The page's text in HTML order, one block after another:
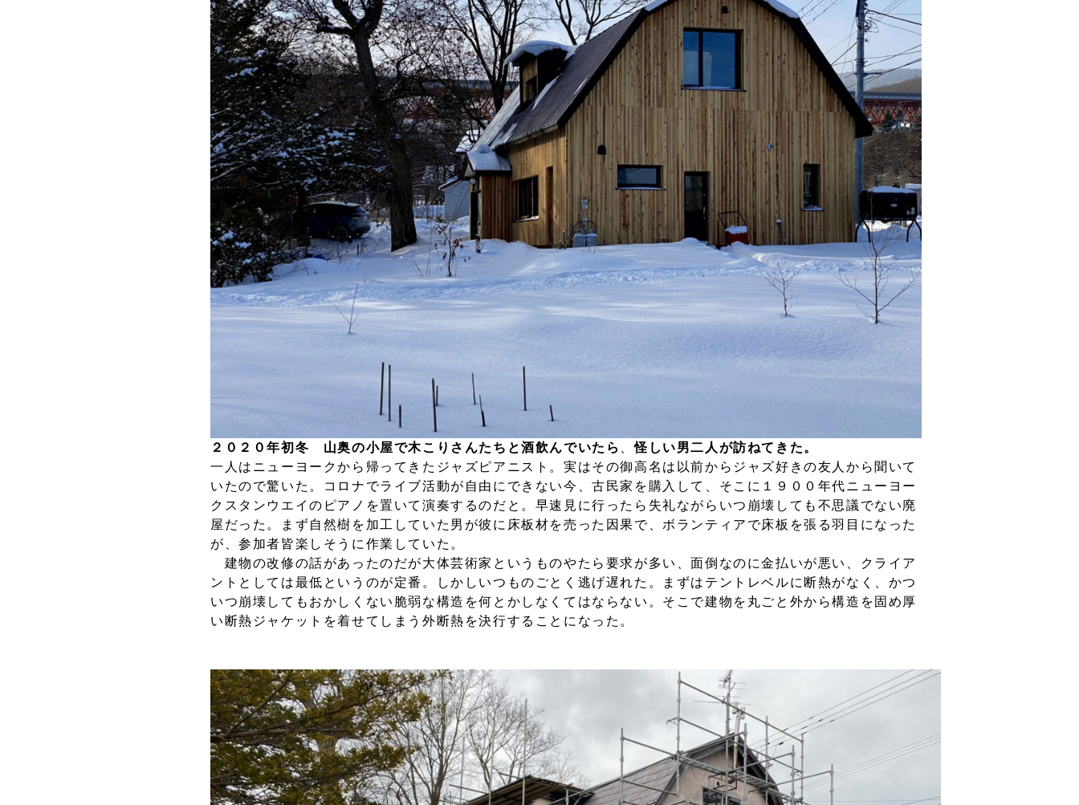
２０２０年初冬 山奥の小屋で木こりさんたちと酒飲んでいたら 、怪しい男二人が訪ねてきた。
一人はニューヨークから帰ってきたジャズピアニスト。実はその御高名は以前からジャズ好きの友人から聞いて
いたので驚いた。コロナでライブ活動が自由にできない今、古民家を購入して、そこに１９００年代ニューヨー
クスタンウエイのピアノを置いて演奏するのだと。早速見に行ったら失礼ながらいつ崩壊しても不思議でない廃
屋だった。まず自然樹を加工していた男が彼に床板材を売った因果で、ボランティアで床板を張る羽目になった
が、参加者皆楽しそうに作業していた。
建物の改修の話があったのだが大体芸術家というものやたら要求が多い、面倒なのに金払いが悪い、クライア
ントとしては最低というのが定番。しかしいつものごとく逃げ遅れた。まずはテントレベルに断熱がなく、かつ
いつ崩壊してもおかしくない脆弱な構造を何とかしなくてはならない。そこで建物を丸ごと外から構造を固め厚
い断熱ジャケットを着せてしまう外断熱を決行することになった。